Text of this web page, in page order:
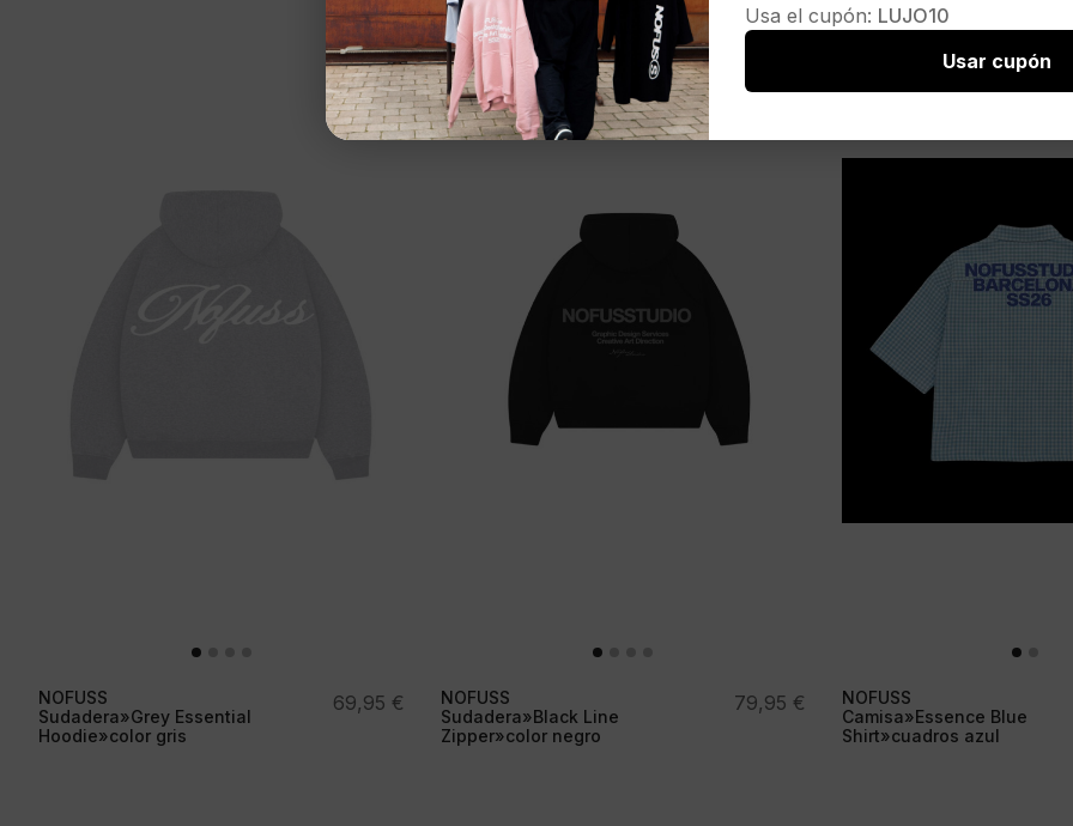
NOFUSS
Sudadera»Grey Essential
Hoodie»color gris
69,95 €
NOFUSS
Sudadera»Black Line
Zipper»color negro
79,95 €
NOFUSS
Camisa»Essence Blue
Shirt»cuadros azul
Usa el cupón: LUJO10
Usar cupón